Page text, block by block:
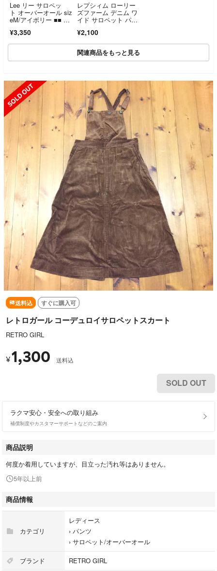
Lee リー サロペッ
ト オーバーオール siz
eM/アイボリー ■■ レ
¥3,350
レプシィム ローリー
ズファーム デニム ワ
イド サロペット パン
¥2,100
関連商品をもっと見る
SOLD OUT
送料込 すぐに購入可
レトロガール コーデュロイサロペットスカート
RETRO GIRL
¥1,300 送料込
SOLD OUT
ラクマ安心・安全への取り組み
補償制度やカスタマーサポートなどのご案内
商品説明
何度か着用していますが、目立った汚れ等はありません。
5年以上前
商品情報
カテゴリ
レディース
› パンツ
› サロペット/オーバーオール
ブランド RETRO GIRL